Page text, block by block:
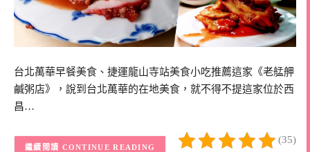
台北萬華早餐美食、捷運龍山寺站美食小吃推薦這家《老艋舺
鹹粥店》，說到台北萬華的在地美食，就不得不提這家位於西
昌…
(35)
CONTINUE READING